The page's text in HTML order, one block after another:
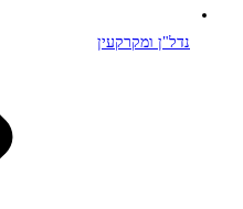
נדל"ן ומקרקעין